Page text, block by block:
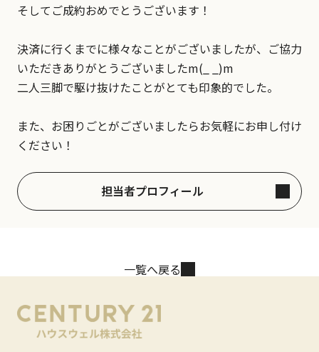
そしてご成約おめでとうございます！
決済に行くまでに様々なことがございましたが、ご協力
いただきありがとうございましたm(_ _)m
二人三脚で駆け抜けたことがとても印象的でした。
また、お困りごとがございましたらお気軽にお申し付け
ください！
担当者プロフィール
一覧へ戻る